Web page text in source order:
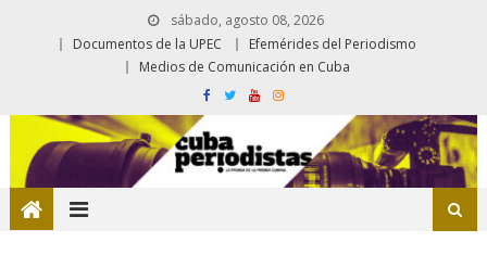
sábado, agosto 08, 2026
Documentos de la UPEC
Efemérides del Periodismo
Medios de Comunicación en Cuba